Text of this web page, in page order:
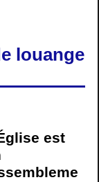
louange
est